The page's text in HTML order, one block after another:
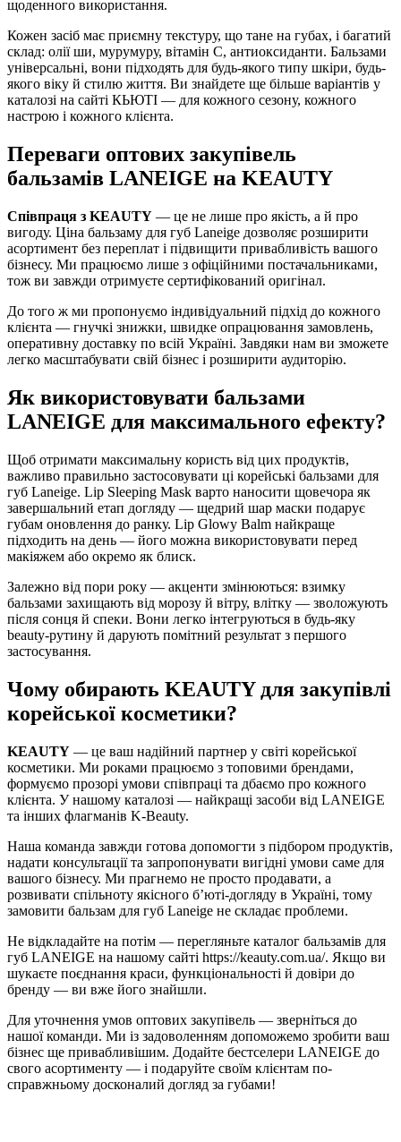
щоденного використання.
Кожен засіб має приємну текстуру, що тане на губах, і багатий
склад: олії ши, мурумуру, вітамін С, антиоксиданти. Бальзами
універсальні, вони підходять для будь-якого типу шкіри, будь-
якого віку й стилю життя. Ви знайдете ще більше варіантів у
каталозі на сайті КЬЮТІ — для кожного сезону, кожного
настрою і кожного клієнта.
Переваги оптових закупівель
бальзамів LANEIGE на KEAUTY
Співпраця з KEAUTY — це не лише про якість, а й про
вигоду. Ціна бальзаму для губ Laneige дозволяє розширити
асортимент без переплат і підвищити привабливість вашого
бізнесу. Ми працюємо лише з офіційними постачальниками,
тож ви завжди отримуєте сертифікований оригінал.
До того ж ми пропонуємо індивідуальний підхід до кожного
клієнта — гнучкі знижки, швидке опрацювання замовлень,
оперативну доставку по всій Україні. Завдяки нам ви зможете
легко масштабувати свій бізнес і розширити аудиторію.
Як використовувати бальзами
LANEIGE для максимального ефекту?
Щоб отримати максимальну користь від цих продуктів,
важливо правильно застосовувати ці корейські бальзами для
губ Laneige. Lip Sleeping Mask варто наносити щовечора як
завершальний етап догляду — щедрий шар маски подарує
губам оновлення до ранку. Lip Glowy Balm найкраще
підходить на день — його можна використовувати перед
макіяжем або окремо як блиск.
Залежно від пори року — акценти змінюються: взимку
бальзами захищають від морозу й вітру, влітку — зволожують
після сонця й спеки. Вони легко інтегруються в будь-яку
beauty-рутину й дарують помітний результат з першого
застосування.
Чому обирають KEAUTY для закупівлі
корейської косметики?
KEAUTY — це ваш надійний партнер у світі корейської
косметики. Ми роками працюємо з топовими брендами,
формуємо прозорі умови співпраці та дбаємо про кожного
клієнта. У нашому каталозі — найкращі засоби від LANEIGE
та інших флагманів K-Beauty.
Наша команда завжди готова допомогти з підбором продуктів,
надати консультації та запропонувати вигідні умови саме для
вашого бізнесу. Ми прагнемо не просто продавати, а
розвивати спільноту якісного б’юті-догляду в Україні, тому
замовити бальзам для губ Laneige не складає проблеми.
Не відкладайте на потім — перегляньте каталог бальзамів для
губ LANEIGE на нашому сайті https://keauty.com.ua/. Якщо ви
шукаєте поєднання краси, функціональності й довіри до
бренду — ви вже його знайшли.
Для уточнення умов оптових закупівель — зверніться до
нашої команди. Ми із задоволенням допоможемо зробити ваш
бізнес ще привабливішим. Додайте бестселери LANEIGE до
свого асортименту — і подаруйте своїм клієнтам по-
справжньому досконалий догляд за губами!